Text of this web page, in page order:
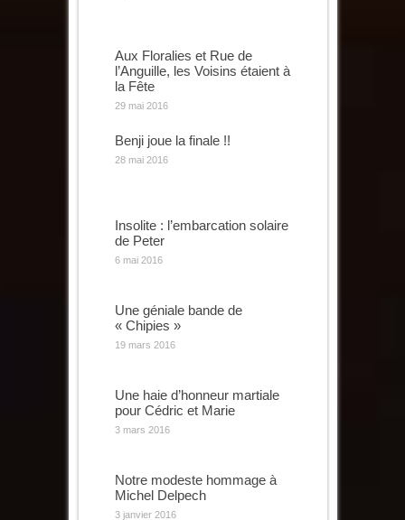
Aux Floralies et Rue de
l’Anguille, les Voisins étaient à
la Fête
29 mai 2016
Benji joue la finale !!
28 mai 2016
Insolite : l’embarcation solaire
de Peter
6 mai 2016
Une géniale bande de
« Chipies »
19 mars 2016
Une haie d’honneur martiale
pour Cédric et Marie
3 mars 2016
Notre modeste hommage à
Michel Delpech
3 janvier 2016